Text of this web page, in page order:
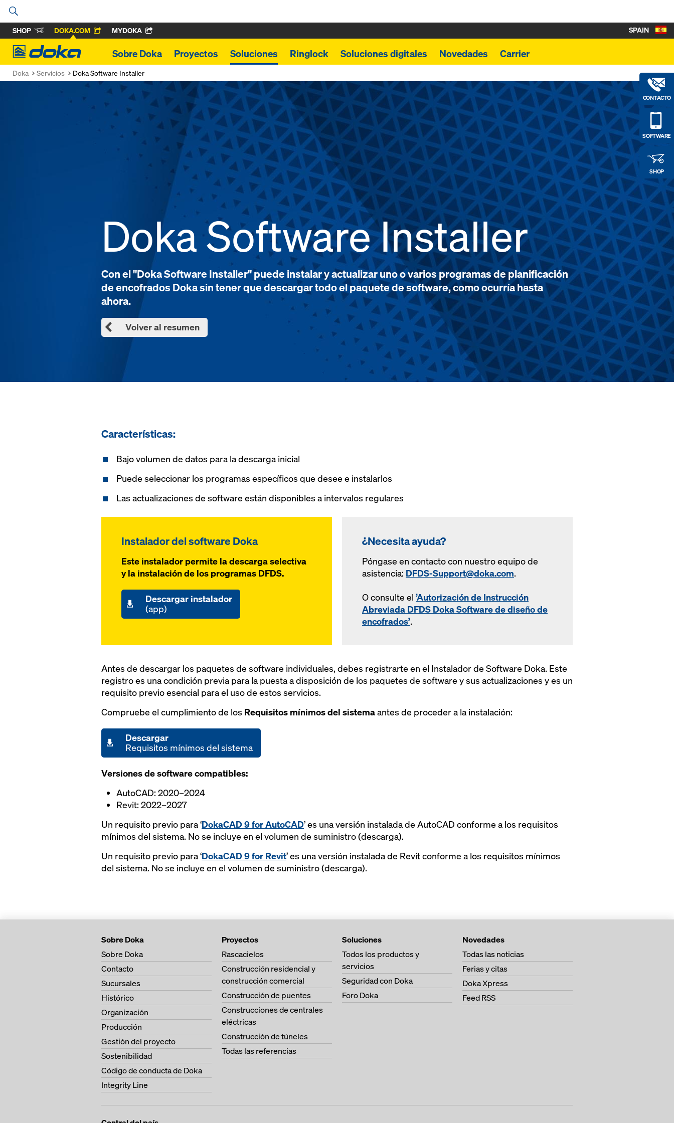
SHOP DOKA.COM MYDOKA
Doka
Sobre Doka Proyectos Soluciones Ringlock Soluciones digitales Novedades Carrier
CONTACTO
SOFTWARE
SHOP
SPAIN
Doka Servicios Doka Software Installer
Doka Software Installer
Con el "Doka Software Installer" puede instalar y actualizar uno o varios programas de planificación
de encofrados Doka sin tener que descargar todo el paquete de software, como ocurría hasta
ahora.
Volver al resumen
Características:
Bajo volumen de datos para la descarga inicial
Puede seleccionar los programas específicos que desee e instalarlos
Las actualizaciones de software están disponibles a intervalos regulares
Instalador del software Doka
Este instalador permite la descarga selectiva
y la instalación de los programas DFDS.
Descargar instalador
(app)
¿Necesita ayuda?
Póngase en contacto con nuestro equipo de
asistencia: DFDS-Support@doka.com.
O consulte el ’Autorización de Instrucción
Abreviada DFDS Doka Software de diseño de
encofrados’.
Antes de descargar los paquetes de software individuales, debes registrarte en el Instalador de Software Doka. Este
registro es una condición previa para la puesta a disposición de los paquetes de software y sus actualizaciones y es un
requisito previo esencial para el uso de estos servicios.
Compruebe el cumplimiento de los Requisitos mínimos del sistemaantes de proceder a la instalación:
Descargar
Requisitos mínimos del sistema
Versiones de software compatibles:
AutoCAD: 2020–2024
Revit: 2022–2027
Un requisito previo para ‘DokaCAD 9 for AutoCAD’ es una versión instalada de AutoCAD conforme a los requisitos
mínimos del sistema. No se incluye en el volumen de suministro (descarga).
Un requisito previo para ‘DokaCAD 9 for Revit’ es una versión instalada de Revit conforme a los requisitos mínimos
del sistema. No se incluye en el volumen de suministro (descarga).
Sobre Doka
Sobre Doka
Contacto
Sucursales
Histórico
Organización
Producción
Gestión del proyecto
Sostenibilidad
Código de conducta de Doka
Integrity Line
Proyectos
Rascacielos
Construcción residencial y
construcción comercial
Construcción de puentes
Construcciones de centrales
eléctricas
Construcción de túneles
Todas las referencias
Soluciones
Todos los productos y
servicios
Seguridad con Doka
Foro Doka
Novedades
Todas las noticias
Ferias y citas
Doka Xpress
Feed RSS